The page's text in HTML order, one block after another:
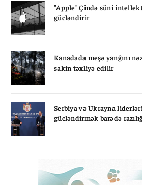
"Apple" Çində süni
gücləndirir
Kanadada meşə yanğını
sakin təxliyə edilir
Serbiya və Ukrayna
gücləndirmək barədə